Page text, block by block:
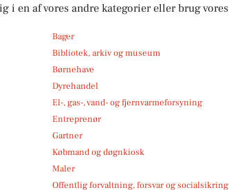
i en af vores andre kategorier eller brug vores
Bager
Bibliotek, arkiv og museum
Børnehave
Dyrehandel
El-, gas-, vand- og fjernvarmeforsyning
Entreprenør
Gartner
Købmand og døgnkiosk
Maler
Offentlig forvaltning, forsvar og socialsikring